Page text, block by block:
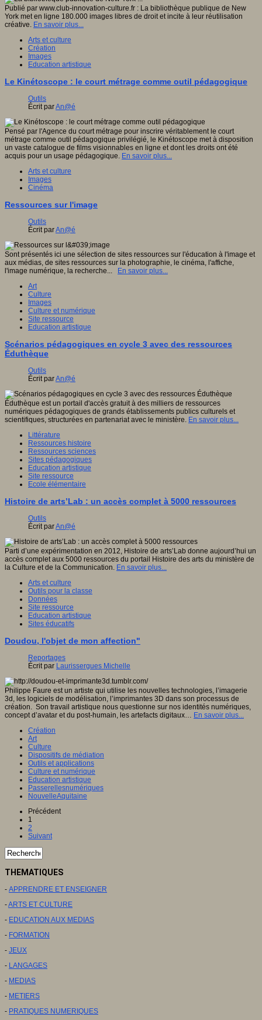
Publié par www.club-innovation-culture.fr : La bibliothèque publique de New
York met en ligne 180.000 images libres de droit et incite à leur réutilisation
créative. En savoir plus...
Arts et culture
Création
Images
Education artistique
Le Kinétoscope : le court métrage comme outil pédagogique
Outils
Écrit parAn@é
Pensé par l'Agence du court métrage pour inscrire véritablement le court
métrage comme outil pédagogique privilégié, le Kinétoscope met à disposition
un vaste catalogue de films visionnables en ligne et dont les droits ont été
acquis pour un usage pédagogique. En savoir plus...
Arts et culture
Images
Cinéma
Ressources sur l'image
Outils
Écrit parAn@é
Sont présentés ici une sélection de sites ressources sur l'éducation à l'image et
aux médias, de sites ressources sur la photographie, le cinéma, l'affiche,
l'image numérique, la recherche...
En savoir plus...
Art
Culture
Images
Culture et numérique
Site ressource
Education artistique
Scénarios pédagogiques en cycle 3 avec des ressources
Éduthèque
Outils
Écrit parAn@é
Éduthèque est un portail d'accès gratuit à des milliers de ressources
numériques pédagogiques de grands établissements publics culturels et
scientifiques, structurées en partenariat avec le ministère. En savoir plus...
Littérature
Ressources histoire
Ressources sciences
Sites pédagogiques
Education artistique
Site ressource
Ecole élémentaire
Histoire de arts’Lab : un accès complet à 5000 ressources
Outils
Écrit parAn@é
Parti d’une expérimentation en 2012, Histoire de arts’Lab donne aujourd’hui un
accès complet aux 5000 ressources du portail Histoire des arts du ministère de
la Culture et de la Communication. En savoir plus...
Arts et culture
Outils pour la classe
Données
Site ressource
Education artistique
Sites éducatifs
Doudou, l'objet de mon affection"
Reportages
Écrit par Laurissergues Michelle
Philippe Faure est un artiste qui utilise les nouvelles technologies, l’imagerie
3d, les logiciels de modélisation, l’imprimantes 3D dans son processus de
création. Son travail artistique nous questionne sur nos identités numériques,
concept d’avatar et du post-humain, les artefacts digitaux… En savoir plus...
Création
Art
Culture
Dispositifs de médiation
Outils et applications
Culture et numérique
Education artistique
Passerellesnumériques
NouvelleAquitaine
Précédent
1
2
Suivant
THEMATIQUES
- APPRENDRE ET ENSEIGNER
-ARTS ET CULTURE
- EDUCATION AUX MEDIAS
- FORMATION
- JEUX
- LANGAGES
- MEDIAS
- METIERS
- PRATIQUES NUMERIQUES